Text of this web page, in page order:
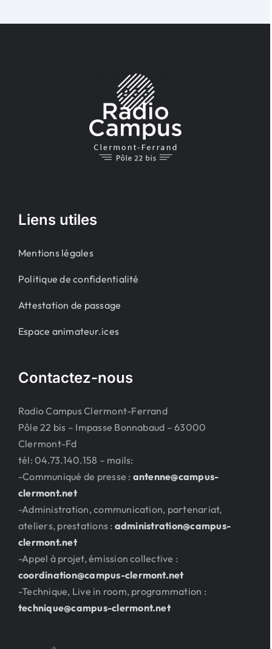
Liens utiles
Mentions légales
Politique de confidentialité
Attestation de passage
Espace animateur.ices
Contactez-nous
Radio Campus Clermont-Ferrand
Pôle 22 bis – Impasse Bonnabaud – 63000
Clermont-Fd
tél: 04.73.140.158 – mails:
-Communiqué de presse : antenne@campus-
clermont.net
-Administration, communication, partenariat,
ateliers, prestations : administration@campus-
clermont.net
-Appel à projet, émission collective :
coordination@campus-clermont.net
-Technique, Live in room, programmation :
technique@campus-clermont.net